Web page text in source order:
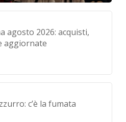
agosto 2026: acquisti,
aggiornate
c’è la fumata